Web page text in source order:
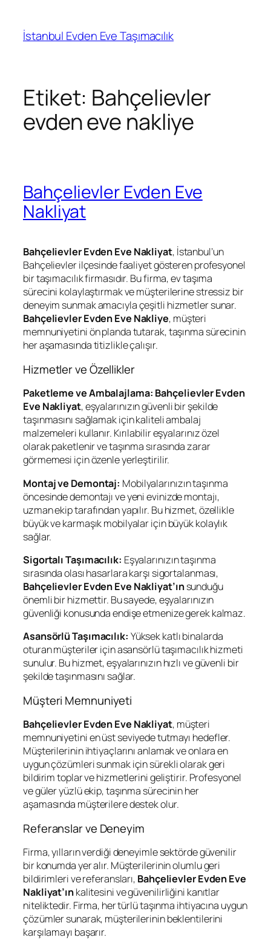
İstanbul Evden Eve Taşımacılık
Etiket: Bahçelievler
evden eve nakliye
Bahçelievler Evden Eve
Nakliyat
Bahçelievler Evden Eve Nakliyat, İstanbul’un
Bahçelievler ilçesinde faaliyet gösteren profesyonel
bir taşımacılık firmasıdır. Bu firma, ev taşıma
sürecini kolaylaştırmak ve müşterilerine stressiz bir
deneyim sunmak amacıyla çeşitli hizmetler sunar.
Bahçelievler Evden Eve Nakliye, müşteri
memnuniyetini ön planda tutarak, taşınma sürecinin
her aşamasında titizlikle çalışır.
Hizmetler ve Özellikler
Paketleme ve Ambalajlama: Bahçelievler Evden
Eve Nakliyat, eşyalarınızın güvenli bir şekilde
taşınmasını sağlamak için kaliteli ambalaj
malzemeleri kullanır. Kırılabilir eşyalarınız özel
olarak paketlenir ve taşınma sırasında zarar
görmemesi için özenle yerleştirilir.
Montaj ve Demontaj: Mobilyalarınızın taşınma
öncesinde demontajı ve yeni evinizde montajı,
uzman ekip tarafından yapılır. Bu hizmet, özellikle
büyük ve karmaşık mobilyalar için büyük kolaylık
sağlar.
Sigortalı Taşımacılık: Eşyalarınızın taşınma
sırasında olası hasarlara karşı sigortalanması,
Bahçelievler Evden Eve Nakliyat’ınsunduğu
önemli bir hizmettir. Bu sayede, eşyalarınızın
güvenliği konusunda endişe etmenize gerek kalmaz.
Asansörlü Taşımacılık: Yüksek katlı binalarda
oturan müşteriler için asansörlü taşımacılık hizmeti
sunulur. Bu hizmet, eşyalarınızın hızlı ve güvenli bir
şekilde taşınmasını sağlar.
Müşteri Memnuniyeti
Bahçelievler Evden Eve Nakliyat, müşteri
memnuniyetini en üst seviyede tutmayı hedefler.
Müşterilerinin ihtiyaçlarını anlamak ve onlara en
uygun çözümleri sunmak için sürekli olarak geri
bildirim toplar ve hizmetlerini geliştirir. Profesyonel
ve güler yüzlü ekip, taşınma sürecinin her
aşamasında müşterilere destek olur.
Referanslar ve Deneyim
Firma, yılların verdiği deneyimle sektörde güvenilir
bir konumda yer alır. Müşterilerinin olumlu geri
bildirimleri ve referansları, Bahçelievler Evden Eve
Nakliyat’ınkalitesini ve güvenilirliğini kanıtlar
niteliktedir. Firma, her türlü taşınma ihtiyacına uygun
çözümler sunarak, müşterilerinin beklentilerini
karşılamayı başarır.